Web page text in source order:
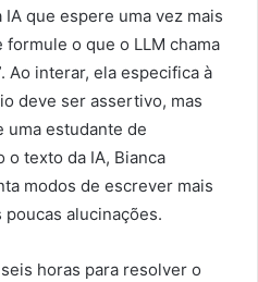
que espere uma vez mais
o que o LLM chama
Ao interar, ela especifica à
deve ser assertivo, mas
uma estudante de
o texto da IA, Bianca
modos de escrever mais
alucinações.
horas para resolver o